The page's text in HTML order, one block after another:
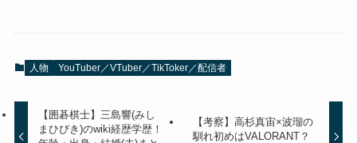
人物 YouTuber／VTuber／TikToker／配信者
【囲碁棋士】三島響(みし
まひびき)のwiki経歴学歴！
【考察】高杉真宙×波瑠の
馴れ初めはVALORANT？